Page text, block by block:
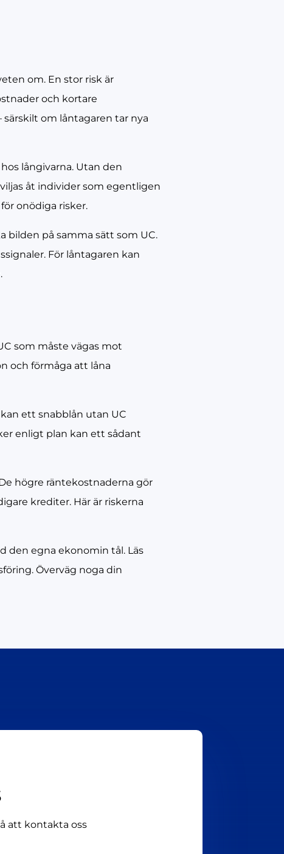
om. En stor risk är
och kortare
om låntagaren tar nya
långivarna. Utan den
åt individer som egentligen
onödiga risker.
på samma sätt som UC.
För låntagaren kan
som måste vägas mot
och förmåga att låna
ett snabblån utan UC
enligt plan kan ett sådant
högre räntekostnaderna gör
krediter. Här är riskerna
den egna ekonomin tål. Läs
Överväg noga din
att kontakta oss